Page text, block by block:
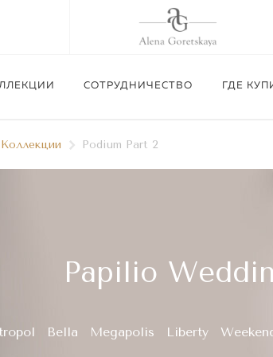
Новая
СОТРУДНИЧЕСТВО ГДЕ
Коллекции Podium Part 2
Papilio
Bella Megapolis Liberty